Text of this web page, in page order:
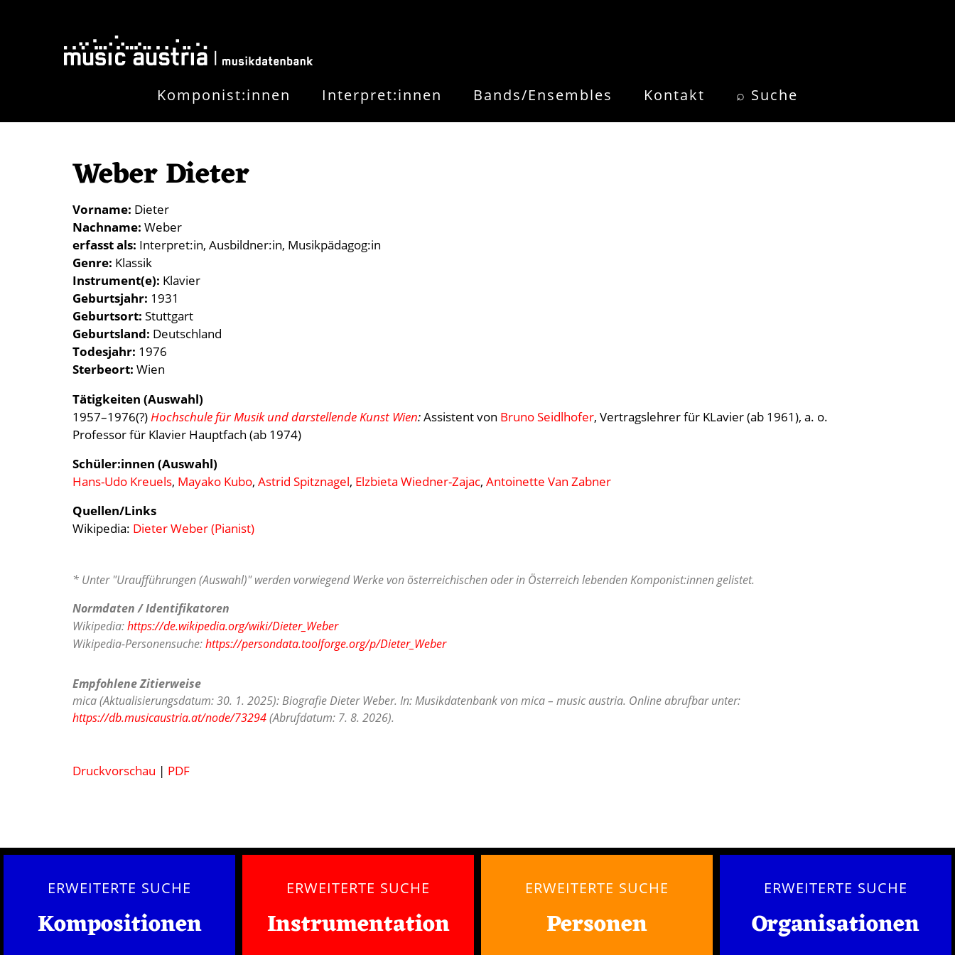
Komponist:innen Interpret:innen Bands/Ensembles Kontakt ⌕ Suche
Weber Dieter
Vorname Dieter
Nachname Weber
erfasst als Interpret:in Ausbildner:in Musikpädagog:in
Genre Klassik
Instrument(e) Klavier
Geburtsjahr 1931
Geburtsort Stuttgart
Geburtsland Deutschland
Todesjahr 1976
Sterbeort Wien
Tätigkeiten (Auswahl)
1957–1976(?)Hochschule für Musik und darstellende Kunst Wien:Assistent von Bruno Seidlhofer, Vertragslehrer für KLavier (ab 1961), a. o.
Professor für Klavier Hauptfach (ab 1974)
Schüler:innen (Auswahl)
Hans-Udo Kreuels, Mayako Kubo, Astrid Spitznagel, Elzbieta Wiedner-Zajac, Antoinette Van Zabner
Quellen/Links
Wikipedia: Dieter Weber (Pianist)
* Unter "Uraufführungen (Auswahl)" werden vorwiegend Werke von österreichischen oder in Österreich lebenden Komponist:innen gelistet.
Normdaten / Identifikatoren
Wikipedia:https://de.wikipedia.org/wiki/Dieter_Weber
Wikipedia-Personensuche:https://persondata.toolforge.org/p/Dieter_Weber
Empfohlene Zitierweise
mica (Aktualisierungsdatum: 30. 1. 2025): Biografie Dieter Weber. In: Musikdatenbank von mica – music austria. Online abrufbar unter:
https://db.musicaustria.at/node/73294(Abrufdatum: 7. 8. 2026).
Druckvorschau | PDF
ERWEITERTE SUCHE
Kompositionen
ERWEITERTE SUCHE
Instrumentation
ERWEITERTE SUCHE
Personen
ERWEITERTE SUCHE
Organisationen